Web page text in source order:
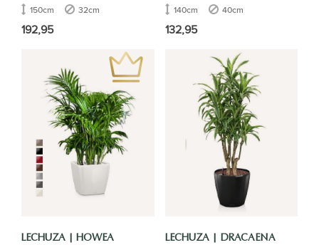
150cm 32cm
192,95
140cm 40cm
132,95
LECHUZA | HOWEA
LECHUZA | DRACAENA